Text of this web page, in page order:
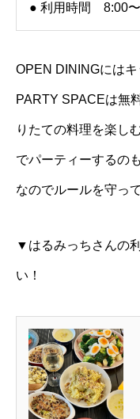
● 利用時間 8:00
OPEN DININGには
PARTY SPACEは無
りたての料理を楽し
でパーティーするの
なのでルールを守っ
▼はるみっちさんの
い！